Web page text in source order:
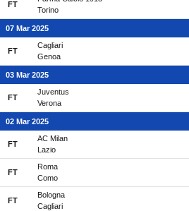
FT
Torino
07 Mar 2025
FT
Cagliari
Genoa
03 Mar 2025
FT
Juventus
Verona
02 Mar 2025
FT
AC Milan
Lazio
FT
Roma
Como
FT
Bologna
Cagliari